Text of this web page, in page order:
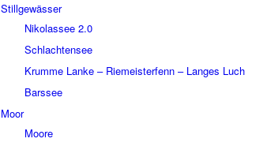
Still­ge­wäs­ser
Niko­las­see 2.0
Schlach­ten­see
Krumme Lanke – Riemei­ster­fenn – Langes Luch
Bars­see
Moor
Moore